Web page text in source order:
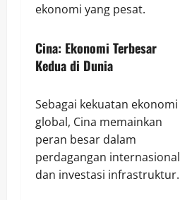
ekonomi yang pesat.
Cina: Ekonomi Terbesar
Kedua di Dunia
Sebagai kekuatan ekonomi
global, Cina memainkan
peran besar dalam
perdagangan internasional
dan investasi infrastruktur.